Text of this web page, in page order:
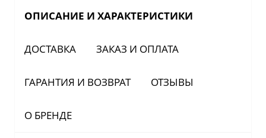
ОПИСАНИЕ И ХАРАКТЕРИСТИКИ
ДОСТАВКА ЗАКАЗ И ОПЛАТА
ГАРАНТИЯ И ВОЗВРАТ ОТЗЫВЫ
О БРЕНДЕ